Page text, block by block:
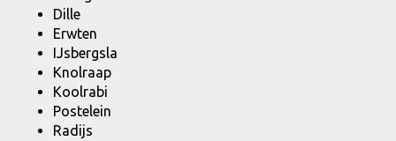
Dille
Erwten
IJsbergsla
Knolraap
Koolrabi
Postelein
Radijs